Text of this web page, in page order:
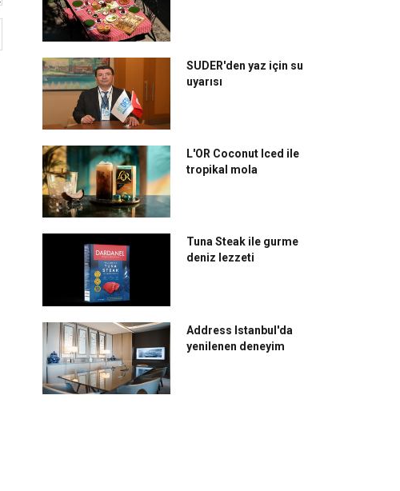
SUDER'den yaz için su
uyarısı
L'OR Coconut Iced ile
tropikal mola
Tuna Steak ile gurme
deniz lezzeti
Address Istanbul'da
yenilenen deneyim